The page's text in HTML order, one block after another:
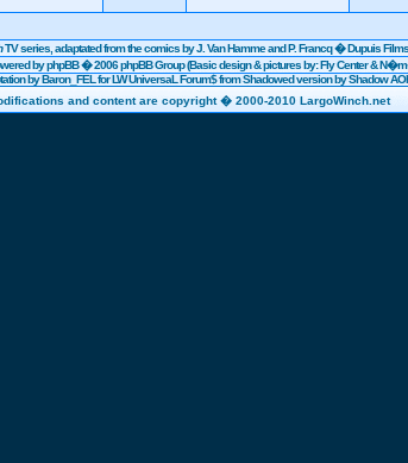
TV series, adaptated from the comics by J. Van Hamme and P. Francq �Dupuis
byphpBB� 2006 phpBB Group (Basic design & pictures by: Fly Center &
by Baron_FEL for LW UniversaL Forum$ from Shadowed version by Shadow
and content are copyright � 2000-2010 LargoWinch.net